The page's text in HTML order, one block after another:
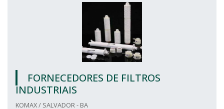
FORNECEDORES DE FILTROS
INDUSTRIAIS
KOMAX / SALVADOR - BA